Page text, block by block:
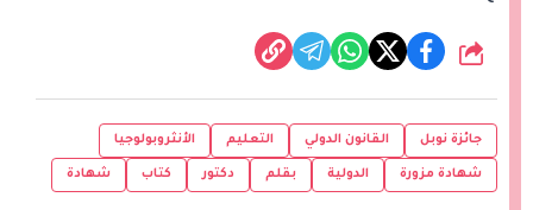
شارك
جائزة نوبل القانون الدولي التعليم الأنثروبولوجيا
شهادة مزورة الدولية بقلم دكتور كتاب شهادة